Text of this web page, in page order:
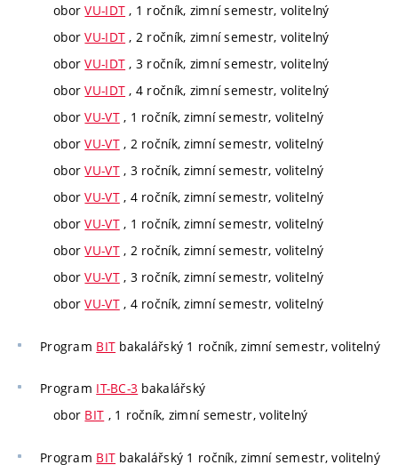
oborVU-IDT , 1 ročník, zimní semestr, volitelný
oborVU-IDT , 2 ročník, zimní semestr, volitelný
oborVU-IDT , 3 ročník, zimní semestr, volitelný
oborVU-IDT , 4 ročník, zimní semestr, volitelný
oborVU-VT, 1 ročník, zimní semestr, volitelný
oborVU-VT, 2 ročník, zimní semestr, volitelný
oborVU-VT, 3 ročník, zimní semestr, volitelný
oborVU-VT, 4 ročník, zimní semestr, volitelný
oborVU-VT, 1 ročník, zimní semestr, volitelný
oborVU-VT, 2 ročník, zimní semestr, volitelný
oborVU-VT, 3 ročník, zimní semestr, volitelný
oborVU-VT, 4 ročník, zimní semestr, volitelný
Program BIT bakalářský 1 ročník, zimní semestr, volitelný
Program IT-BC-3 bakalářský
obor BIT , 1 ročník, zimní semestr, volitelný
Program BIT bakalářský 1 ročník, zimní semestr, volitelný